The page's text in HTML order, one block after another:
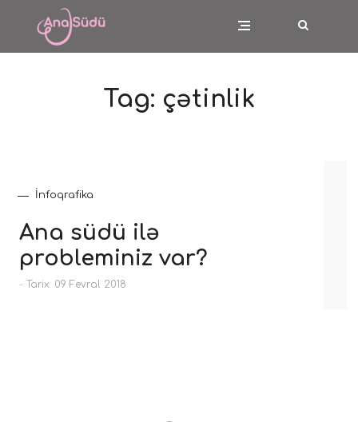
Tag: çətinlik
İnfoqrafika
Ana südü ilə
probleminiz var?
- Tarix: 09 Fevral 2018